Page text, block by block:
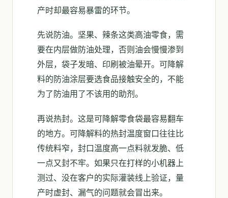
产时却最容易暴雷的环节。
先说防油。坚果、辣条这类高油零食，需
要在内层做防油处理，否则油会慢慢渗到
外层，袋子发暗、印刷被油晕开。可降解
料的防油涂层要选食品接触安全的，不能
为了防油用了不该用的助剂。
再说热封。这是可降解零食袋最容易翻车
的地方。可降解料的热封温度窗口往往比
传统料窄，封口温度高一点料就发脆、低
一点又封不牢。如果只在打样的小机器上
测过、没在客户的实际灌装线上验证，量
产时虚封、漏气的问题就会冒出来。